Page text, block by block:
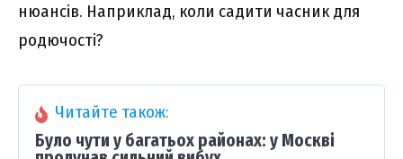
нюансів. Наприклад, коли садити часник для
родючості?
Читайте також:
Було чути у багатьох районах: у Москві